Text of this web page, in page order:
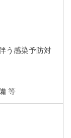
う感染予防対
等